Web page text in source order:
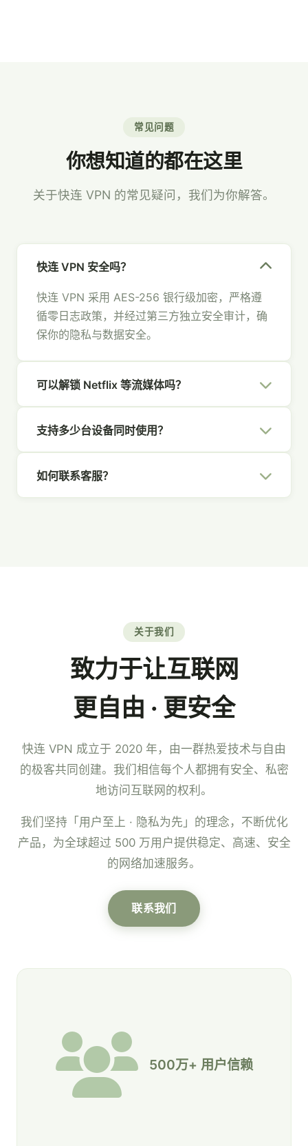
常见问题
你想知道的都在这里
关于快连 VPN 的常见疑问，我们为你解答。
快连 VPN 安全吗？
快连 VPN 采用 AES-256 银行级加密，严格遵
循零日志政策，并经过第三方独立安全审计，确
保你的隐私与数据安全。
可以解锁 Netflix 等流媒体吗？
支持 Netflix、Hulu、Disney+、YouTube 等主
流平台，畅享全球内容。
支持多少台设备同时使用？
盖你的所有设备，全家共享安全网络。
如何联系客服？
关于我们
致力于让互联网
更自由 · 更安全
快连 VPN 成立于 2020 年，由一群热爱技术与自由
的极客共同创建。我们相信每个人都拥有安全、私密
地访问互联网的权利。
我们坚持「用户至上 · 隐私为先」的理念，不断优化
产品，为全球超过 500 万用户提供稳定、高速、安全
的网络加速服务。
联系我们
500万+ 用户信赖